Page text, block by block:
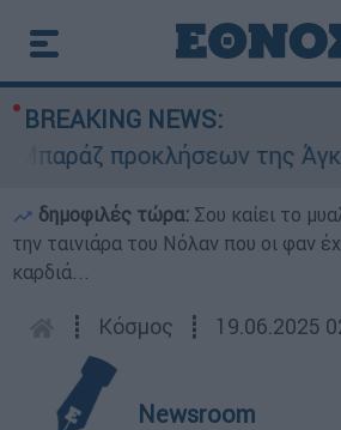
BREAKING NEWS:
προκλήσεων της Άγκυρας
δημοφιλές τώρα: Σου καίει το
την ταινιάρα του Νόλαν που οι φαν
καρδιά...
┋ Κόσμος ┋ 19.06.2025
Newsroom